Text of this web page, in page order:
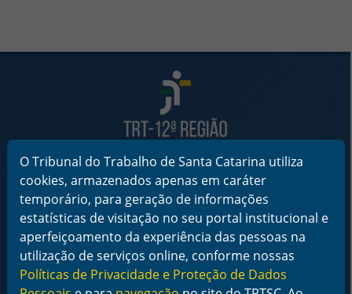
Informações de Contato
Tribunal Regional do Trabalho da 12ª Região
Rua Esteves Júnior, 395, Centro - Florianópolis/SC
CEP 88015-905
CNPJ 02.482.005/0001-23
Horário de Funcionamento:
De segunda a sexta-feira das 12 às 18 horas
O Tribunal do Trabalho de Santa Catarina utiliza
cookies, armazenados apenas em caráter
temporário, para geração de informações
estatísticas de visitação no seu portal institucional e
aperfeiçoamento da experiência das pessoas na
utilização de serviços online, conforme nossas
Políticas de Privacidade e Proteção de Dados